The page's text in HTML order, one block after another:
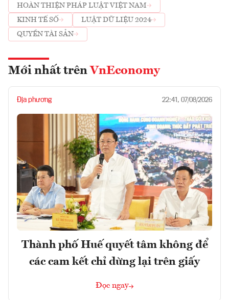
HOÀN THIỆN PHÁP LUẬT VIỆT NAM
KINH TẾ SỐ
LUẬT DỮ LIỆU 2024
QUYỀN TÀI SẢN
Mới nhất trên VnEconomy
Địa phương 22:41, 07/08/2026
Thành phố Huế quyết tâm không để
các cam kết chỉ dừng lại trên giấy
Đọc ngay